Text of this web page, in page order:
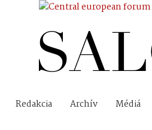
Redakcia Archív Médiá